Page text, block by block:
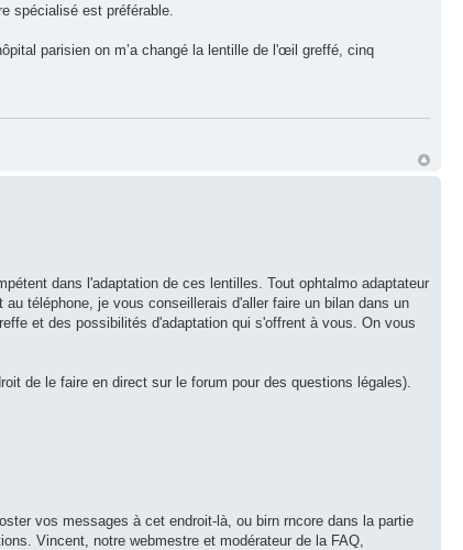
spécialisé est préférable.
parisien on m’a changé la lentille de l'œil greffé, cinq
dans l'adaptation de ces lentilles. Tout ophtalmo adaptateur
téléphone, je vous conseillerais d'aller faire un bilan dans un
et des possibilités d'adaptation qui s'offrent à vous. On vous
de le faire en direct sur le forum pour des questions légales).
vos messages à cet endroit-là, ou birn rncore dans la partie
Vincent, notre webmestre et modérateur de la FAQ,